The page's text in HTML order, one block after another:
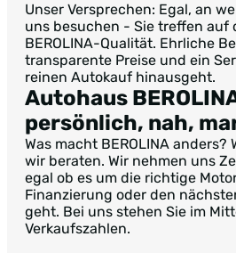
Unser Versprechen: Egal, an
uns besuchen - Sie treffen auf
BEROLINA-Qualität. Ehrliche
transparente Preise und ein
reinen Autokauf hinausgeht.
Autohaus
persönlich, nah,
Was macht BEROLINA anders?
wir beraten. Wir nehmen uns
egal ob es um die richtige
Finanzierung oder den
geht. Bei uns stehen Sie im
Verkaufszahlen.